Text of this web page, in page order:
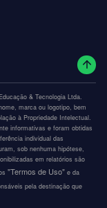
& Tecnologia Ltda.
marca ou logotipo, bem
à Propriedade Intelectual.
informativas e foram obtidas
individual das
sob nenhuma hipótese,
em relatórios são
"Termos de Uso" e da
pela destinação que